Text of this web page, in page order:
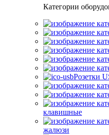
Категории
Розетки
клавишные
жалюзи